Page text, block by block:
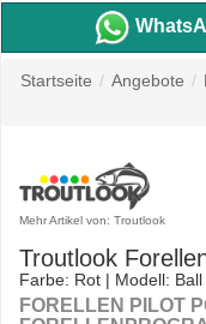
Startseite / Angebote /
Mehr Artikel von: Troutlook
Troutlook
Farbe: Rot | Modell:
FORELLEN PILOT